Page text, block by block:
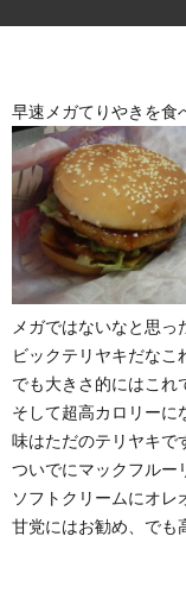
早速メガてりやきを食
メガではないなと思っ
ビックテリヤキだなこ
でも大きさ的にはこれ
そして超高カロリーに
味はただのテリヤキで
ついでにマックフルー
ソフトクリームにオレ
甘党にはお勧め、でも